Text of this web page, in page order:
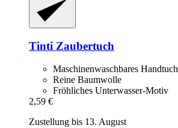
Tinti Zaubertuch
Maschinenwaschbares Handtuch
Reine Baumwolle
Fröhliches Unterwasser-Motiv
2,59 €
Zustellung bis 13. August